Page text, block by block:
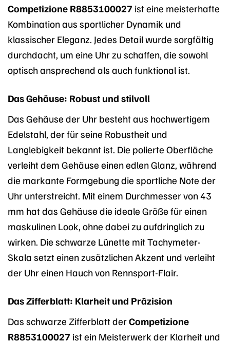
Competizione R8853100027 ist eine meisterhafte
Kombination aus sportlicher Dynamik und
klassischer Eleganz. Jedes Detail wurde sorgfältig
durchdacht, um eine Uhr zu schaffen, die sowohl
optisch ansprechend als auch funktional ist.
Das Gehäuse: Robust und stilvoll
Das Gehäuse der Uhr besteht aus hochwertigem
Edelstahl, der für seine Robustheit und
Langlebigkeit bekannt ist. Die polierte Oberfläche
verleiht dem Gehäuse einen edlen Glanz, während
die markante Formgebung die sportliche Note der
Uhr unterstreicht. Mit einem Durchmesser von 43
mm hat das Gehäuse die ideale Größe für einen
maskulinen Look, ohne dabei zu aufdringlich zu
wirken. Die schwarze Lünette mit Tachymeter-
Skala setzt einen zusätzlichen Akzent und verleiht
der Uhr einen Hauch von Rennsport-Flair.
Das Zifferblatt: Klarheit und Präzision
Das schwarze Zifferblatt derCompetizione
R8853100027 ist ein Meisterwerk der Klarheit und